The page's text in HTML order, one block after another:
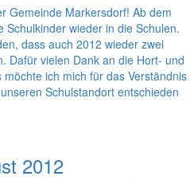
Gemeinde Markersdorf! Ab dem
wieder in die Schulen.
dass auch 2012 wieder zwei
Dafür vielen Dank an die Hort- und
ich mich für das Verständnis
Schulstandort entschieden
2012